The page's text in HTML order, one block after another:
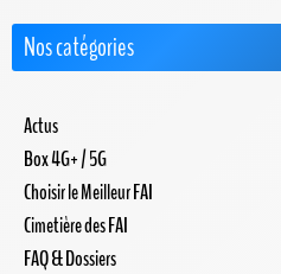
Nos catégories
Actus
Box 4G+ / 5G
Choisir le Meilleur FAI
Cimetière des FAI
FAQ & Dossiers